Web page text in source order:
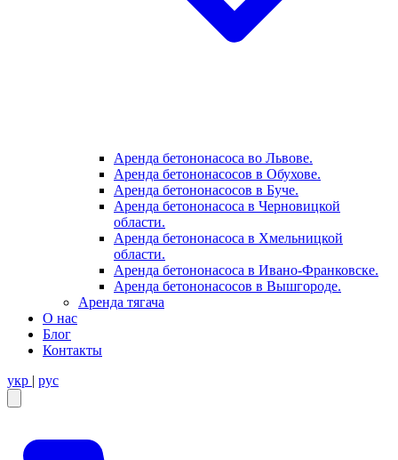
Аренда бетононасоса во Львове.
Аренда бетононасосов в Обухове.
Аренда бетононасосов в Буче.
Аренда бетононасоса в Черновицкой
области.
Аренда бетононасоса в Хмельницкой
области.
Аренда бетононасоса в Ивано-Франковске.
Аренда бетононасосов в Вышгороде.
Аренда тягача
О нас
Блог
Контакты
укр | рус